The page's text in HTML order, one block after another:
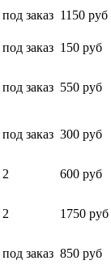
под заказ 1150 руб
под заказ 150 руб
под заказ 550 руб
под заказ 300 руб
2 600 руб
2 1750 руб
под заказ 850 руб